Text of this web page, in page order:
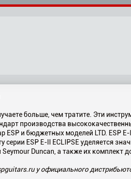
больше, чем тратите. Эти
производства
и бюджетных моделей LTD. ESP E-
ESP E-II ECLIPSE уделяется
Duncan, а также их комплект
у официального